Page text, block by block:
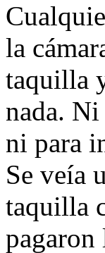
la
taquilla
nada.
ni para
Se veía
taquilla
pagaron